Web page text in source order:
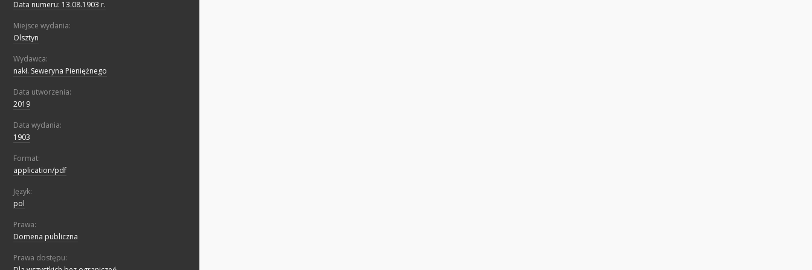
Data numeru: 13.08.1903 r.
Miejsce wydania:
Olsztyn
Wydawca:
nakł. Seweryna Pieniężnego
Data utworzenia:
2019
Data wydania:
1903
Format:
application/pdf
Język:
pol
Prawa:
Domena publiczna
Prawa dostępu: